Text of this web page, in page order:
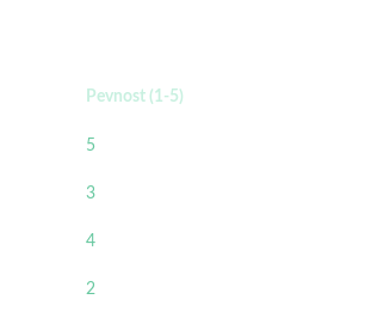
Pevnost (1-5)
5
3
4
2